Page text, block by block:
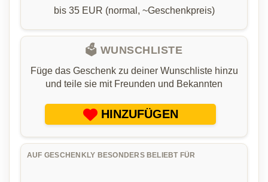
bis 35 EUR (normal, ~Geschenkpreis)
🗳️ WUNSCHLISTE
Füge das Geschenk zu deiner Wunschliste hinzu
und teile sie mit Freunden und Bekannten
HINZUFÜGEN
AUF GESCHENKLY BESONDERS BELIEBT FÜR